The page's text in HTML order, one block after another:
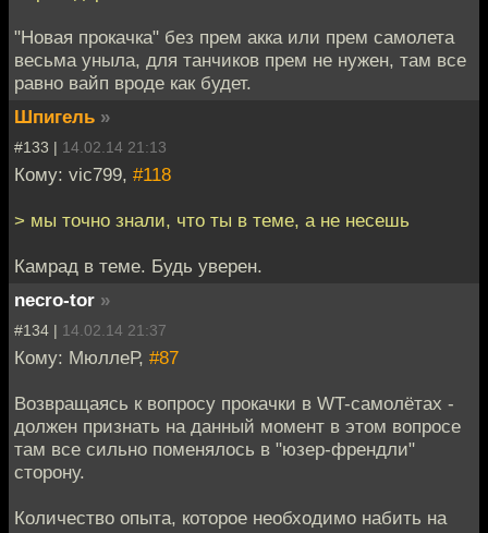
"Новая прокачка" без прем акка или прем самолета
весьма уныла, для танчиков прем не нужен, там все
равно вайп вроде как будет.
Шпигель »
#133 | 14.02.14 21:13
Кому: vic799, #118
> мы точно знали, что ты в теме, а не несешь
Камрад в теме. Будь уверен.
necro-tor »
#134 | 14.02.14 21:37
Кому: МюллеР, #87
Возвращаясь к вопросу прокачки в WT-самолётах -
должен признать на данный момент в этом вопросе
там все сильно поменялось в "юзер-френдли"
сторону.
Количество опыта, которое необходимо набить на